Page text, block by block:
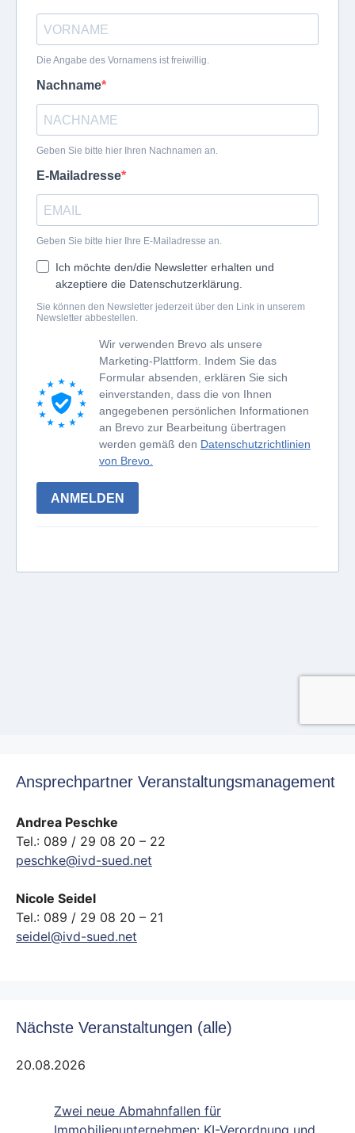
Ansprechpartner Veranstaltungsmanagement
Andrea Peschke
Tel.: 089 / 29 08 20 – 22
peschke@ivd-sued.net
Nicole Seidel
Tel.: 089 / 29 08 20 – 21
seidel@ivd-sued.net
Nächste Veranstaltungen (alle)
20.08.2026
Zwei neue Abmahnfallen für